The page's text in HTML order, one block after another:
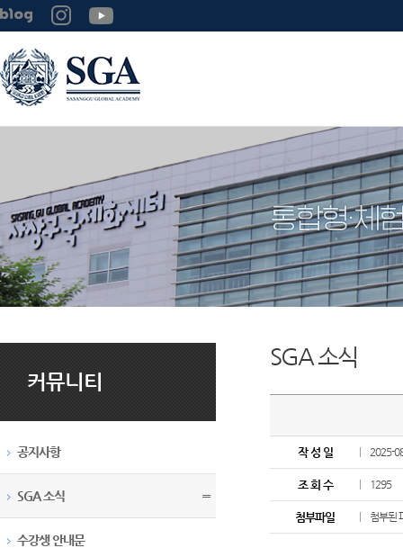
커뮤니티
공지사항
SGA 소식 〓
수강생 안내문
SGA 소식
작 성 일 2025-
조 회 수 1295
첨부파일 첨부된